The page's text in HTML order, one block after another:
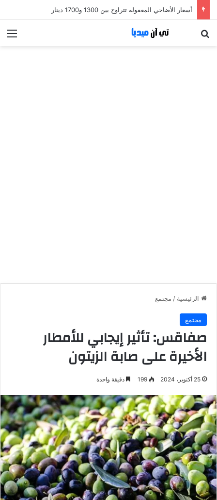
أسعار الأضاحي المعقولة تتراوح بين 1300 و1700 دينار
الرئيسية / مجتمع
مجتمع
صفاقس: تأثير إيجابي للأمطار
الأخيرة على صابة الزيتون
25 أكتوبر، 2024 199 دقيقة واحدة